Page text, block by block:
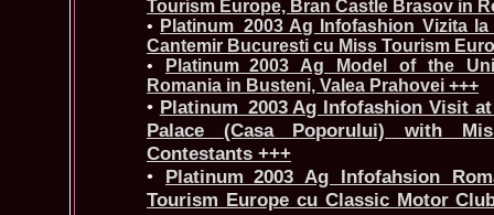
Tourism Europe, Bran Castle Brasov in
• Platinum_2003 Ag Infofashion Vizita
Cantemir Bucuresti cu Miss Tourism
•
Platinum_2003 Ag Model of the
Romania in Busteni, Valea Prahovei +++
• Platinum_2003 Ag Infofashion Visit
Palace (Casa Poporului) with
Contestants +++
• Platinum_2003 Ag Infofahsion
Tourism Europe cu Classic Motor